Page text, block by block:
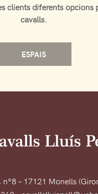
clients diferents opcions
cavalls.
ESPAIS
nº8 – 17121 Monells